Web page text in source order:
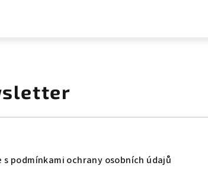
s podmínkami ochrany osobních údajů